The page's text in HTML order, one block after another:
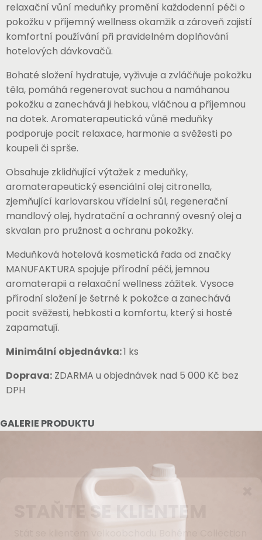
GALERIE PRODUKTU
relaxační vůní meduňky promění každodenní péči o
pokožku v příjemný wellness okamžik a zároveň zajistí
komfortní používání při pravidelném doplňování
hotelových dávkovačů.
Bohaté složení hydratuje, vyživuje a zvláčňuje pokožku
těla, pomáhá regenerovat suchou a namáhanou
pokožku a zanechává ji hebkou, vláčnou a příjemnou
na dotek. Aromaterapeutická vůně meduňky
podporuje pocit relaxace, harmonie a svěžesti po
koupeli či sprše.
Obsahuje zklidňující výtažek z meduňky,
aromaterapeutický esenciální olej citronella,
zjemňující karlovarskou vřídelní sůl, regenerační
mandlový olej, hydratační a ochranný ovesný olej a
skvalan pro pružnost a ochranu pokožky.
Meduňková hotelová kosmetická řada od značky
MANUFAKTURA spojuje přírodní péči, jemnou
aromaterapii a relaxační wellness zážitek. Vysoce
přírodní složení je šetrné k pokožce a zanechává
pocit svěžesti, hebkosti a komfortu, který si hosté
zapamatují.
Minimální objednávka:1 ks
Doprava: ZDARMA u objednávek nad 5 000 Kč bez
DPH
STAŇTE SE KLIENTEM